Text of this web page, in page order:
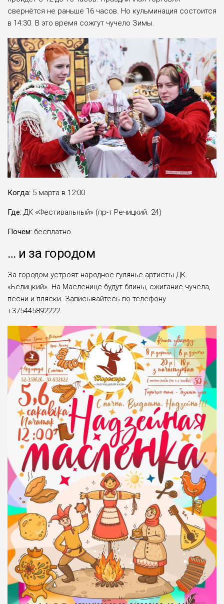
свернётся не раньше 16 часов. Но кульминация состоится
в 14:30. В это время сожгут чучело Зимы.
Когда: 5 марта в 12:00
Где: ДК «Фестивальный» (пр-т Речицкий. 24)
Почём: бесплатно
… и за городом
За городом устроят народное гулянье артисты ДК
«Белицкий». На Масленице будут блины, сжигание чучела,
песни и пляски. Записывайтесь по телефону
+375445892222.